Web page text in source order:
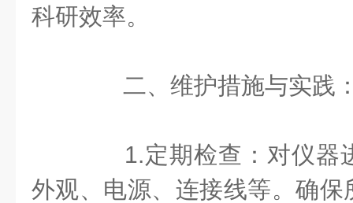
科研效率。
二、维护措施与实践
1.定期检查：对仪器
外观、电源、连接线等。确